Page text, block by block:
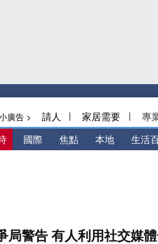
廣告 > 請人 | 家居需要 | 專
國際 焦點 本地 生活
局警告 有人利用社交媒